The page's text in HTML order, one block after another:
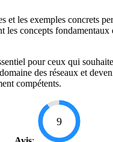
et les exemples concrets
les concepts fondamentaux
pour ceux qui
des réseaux et
compétents.
9